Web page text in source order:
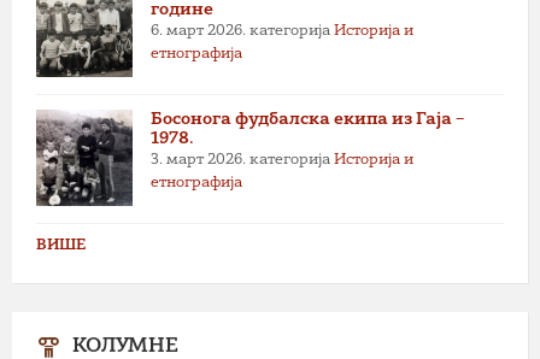
године
6. март 2026. категорија Историја и
етнографија
Босонога фудбалска екипа из Гаја –
1978.
3. март 2026. категорија Историја и
етнографија
ВИШЕ
КОЛУМНЕ